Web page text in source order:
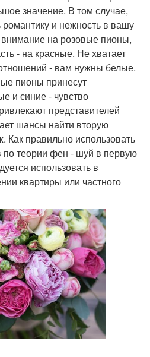
значение. В том случае,
и нежность в вашу
внимание на розовые пионы,
- на красные. Не хватает
- вам нужны белые.
пионы принесут
и синие - чувство
представителей
шансы найти вторую
Как правильно использовать
по теории фен - шуй в первую
использовать в
квартиры или частного